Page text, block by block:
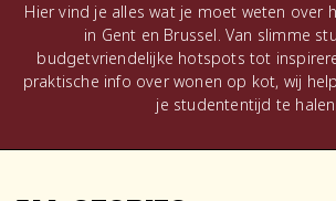
Hier vind je alles wat je moet weten over
in Gent en Brussel. Van slimme
budgetvriendelijke hotspots tot
praktische info over wonen op kot, wij
je studententijd te halen.